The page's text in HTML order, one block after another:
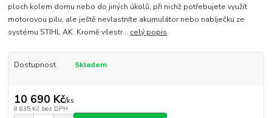
ploch kolem domu nebo do jiných úkolů, při nichž potřebujete využít
motorovou pilu, ale ještě nevlastníte akumulátor nebo nabíječku ze
systému STIHL AK. Kromě všestr... celý popis
Dostupnost Skladem
10 690 Kč/ks
8 835 Kč bez DPH